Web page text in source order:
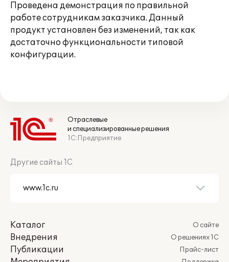
Проведена демонстрация по правильной
работе сотрудникам заказчика. Данный
продукт установлен без изменений, так как
достаточно функциональности типовой
конфигурации.
Отраслевые
и специализированные решения
1С:Предприятие
Другие сайты 1С
Каталог
Внедрения
Публикации
О сайте
О решениях 1С
Прайс-лист